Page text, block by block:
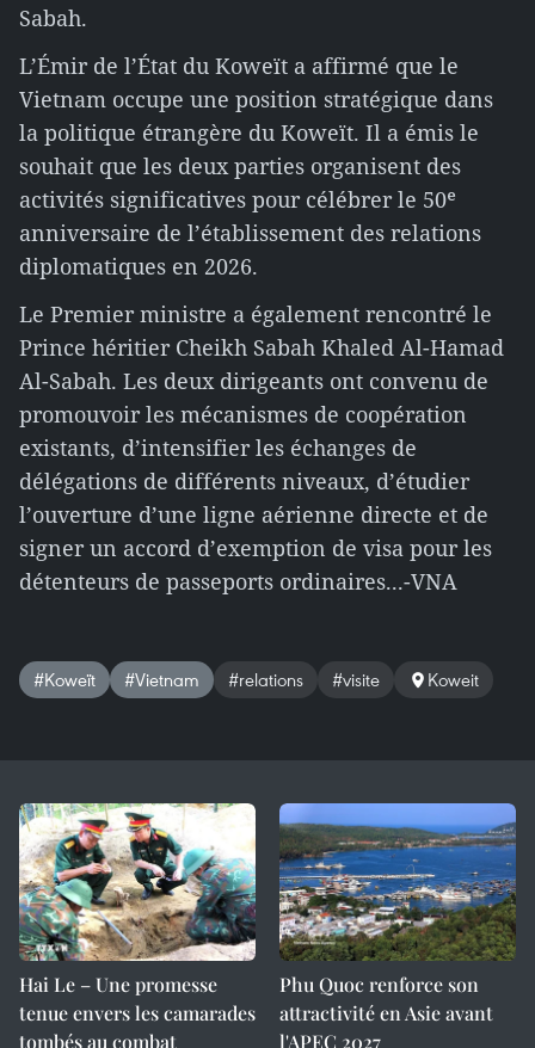
Sabah.
L’Émir de l’État du Koweït a affirmé que le
Vietnam occupe une position stratégique dans
la politique étrangère du Koweït. Il a émis le
souhait que les deux parties organisent des
activités significatives pour célébrer le 50ᵉ
anniversaire de l’établissement des relations
diplomatiques en 2026.
Le Premier ministre a également rencontré le
Prince héritier Cheikh Sabah Khaled Al-Hamad
Al-Sabah. Les deux dirigeants ont convenu de
promouvoir les mécanismes de coopération
existants, d’intensifier les échanges de
délégations de différents niveaux, d’étudier
l’ouverture d’une ligne aérienne directe et de
signer un accord d’exemption de visa pour les
détenteurs de passeports ordinaires...-VNA
#Koweït #Vietnam #relations #visite Koweit
Hai Le – Une promesse
tenue envers les camarades
tombés au combat
Phu Quoc renforce son
attractivité en Asie avant
l'APEC 2027